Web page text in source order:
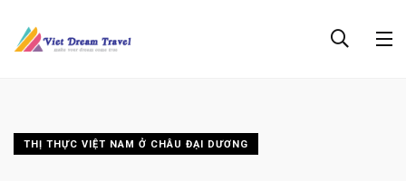
THỊ THỰC VIỆT NAM Ở CHÂU ĐẠI DƯƠNG